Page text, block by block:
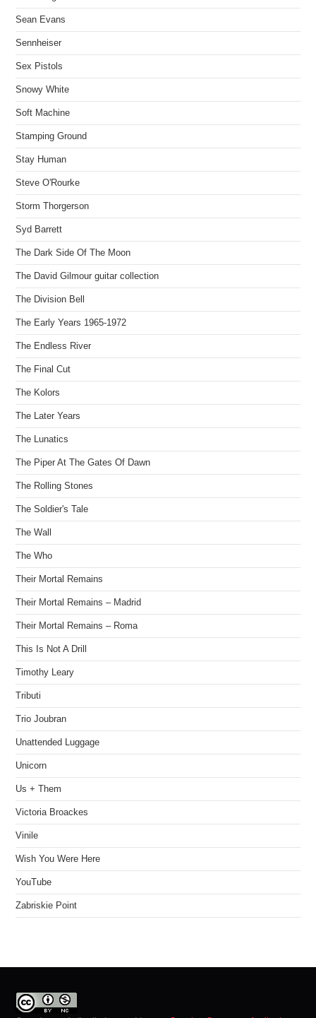
Sean Evans
Sennheiser
Sex Pistols
Snowy White
Soft Machine
Stamping Ground
Stay Human
Steve O'Rourke
Storm Thorgerson
Syd Barrett
The Dark Side Of The Moon
The David Gilmour guitar collection
The Division Bell
The Early Years 1965-1972
The Endless River
The Final Cut
The Kolors
The Later Years
The Lunatics
The Piper At The Gates Of Dawn
The Rolling Stones
The Soldier's Tale
The Wall
The Who
Their Mortal Remains
Their Mortal Remains – Madrid
Their Mortal Remains – Roma
This Is Not A Drill
Timothy Leary
Tributi
Trio Joubran
Unattended Luggage
Unicorn
Us + Them
Victoria Broackes
Vinile
Wish You Were Here
YouTube
Zabriskie Point